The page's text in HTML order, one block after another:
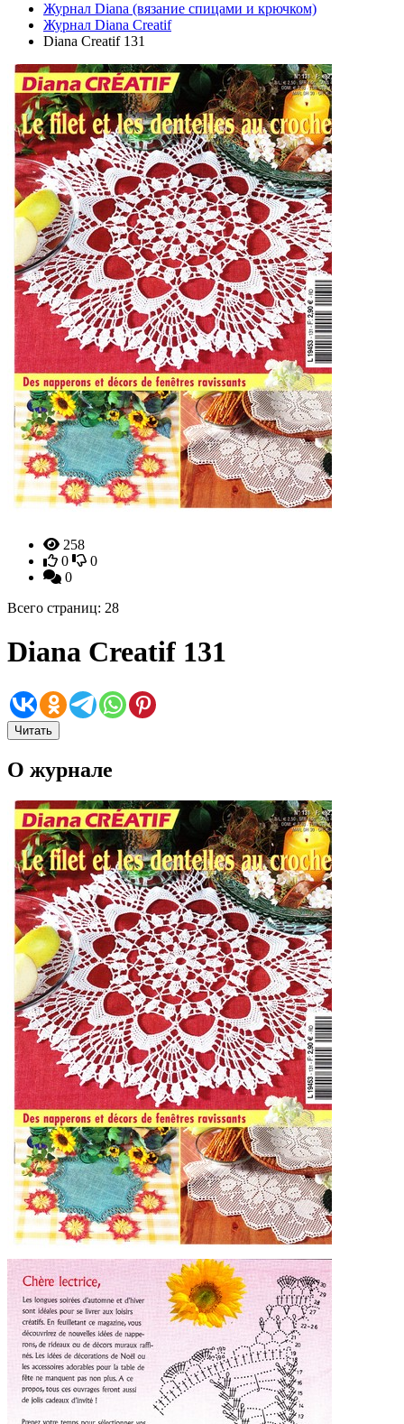
Журнал Diana (вязание спицами и крючком)
Журнал Diana Creatif
Diana Creatif 131
258
0
0
0
Всего страниц: 28
Diana Creatif 131
Читать
О журнале